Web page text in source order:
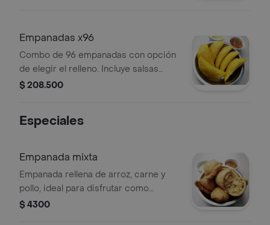
Empanadas x96
Combo de 96 empanadas con opción
de elegir el relleno. Incluye salsas
para acompañar.
$ 208.500
Especiales
Empanada mixta
Empanada rellena de arroz, carne y
pollo, ideal para disfrutar como
entrada.
$ 4300